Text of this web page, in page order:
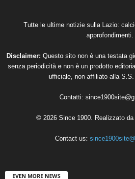
Tutte le ultime notizie sulla Lazio:
approfondimenti.
Disclaimer: Questo sito non è una testata
senza periodicità e non è un prodotto
ufficiale, non affiliato alla S.S.
Contatti:
© 2026 Since 1900. Realizzato da
Contact us:
EVEN MORE NEWS